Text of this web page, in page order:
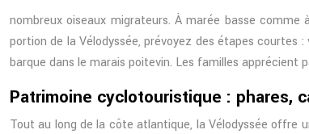
nombreux oiseaux migrateurs. À marée basse
portion de la Vélodyssée, prévoyez des étapes
barque dans le marais poitevin. Les familles apprécient
Patrimoine cyclotouristique : phares,
Tout au long de la côte atlantique, la Vélodyssée offre